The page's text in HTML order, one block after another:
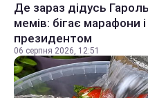
Де зараз дідусь
мемів: бігає марафони
президентом
06 серпня 2026, 12:51